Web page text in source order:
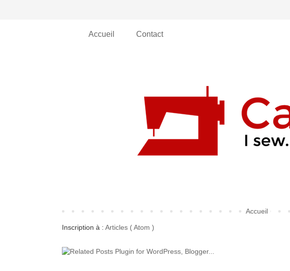
Accueil Contact
Accueil
Inscription à : Articles ( Atom )